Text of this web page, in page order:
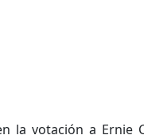
votación a Ernie